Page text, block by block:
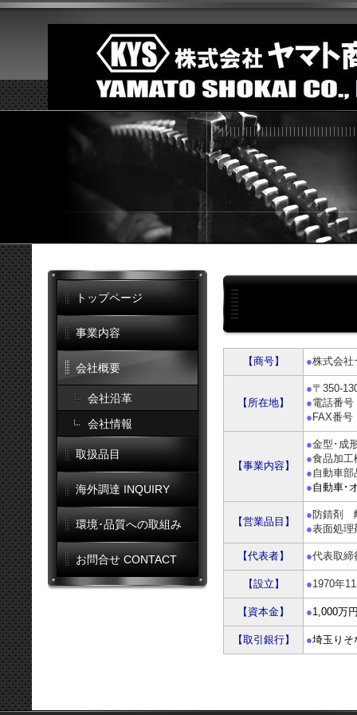
トップページ
事業内容
会社概要
会社沿革
会社情報
取扱品目
海外調達 INQUIRY
環境･品質への取組み
お問合せ CONTACT
【商号】 ●株式会社
【所在地】
●〒350-
●電話番
● FAX番
【事業内容】
●金型･成
●食品加工
●自動車部
●自動車･
【営業品目】
●防錆剤
●表面処
【代表者】 ●代表取
【設立】 ●1970年
【資本金】 ●1,000万
【取引銀行】 ●埼玉り